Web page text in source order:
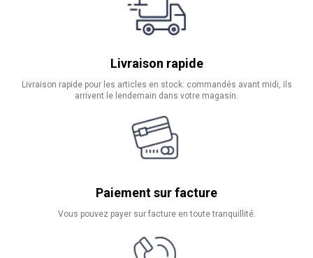
Livraison rapide
Livraison rapide pour les articles en stock: commandés avant midi, ils
arrivent le lendemain dans votre magasin.
Paiement sur facture
Vous pouvez payer sur facture en toute tranquillité.